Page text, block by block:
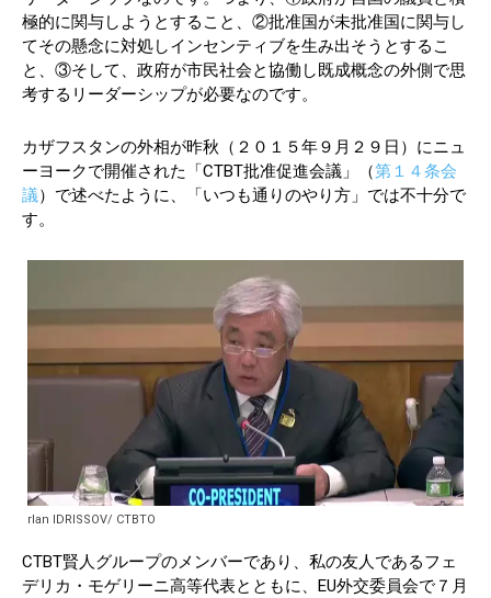
極的に関与しようとすること、②批准国が未批准国に関与し
てその懸念に対処しインセンティブを生み出そうとするこ
と、③そして、政府が市民社会と協働し既成概念の外側で思
考するリーダーシップが必要なのです。
カザフスタンの外相が昨秋（２０１５年９月２９日）にニュ
ーヨークで開催された「CTBT批准促進会議」（第１４条会
議）で述べたように、「いつも通りのやり方」では不十分で
す。
rlan IDRISSOV/ CTBTO
CTBT賢人グループのメンバーであり、私の友人であるフェ
デリカ・モゲリーニ高等代表とともに、EU外交委員会で７月